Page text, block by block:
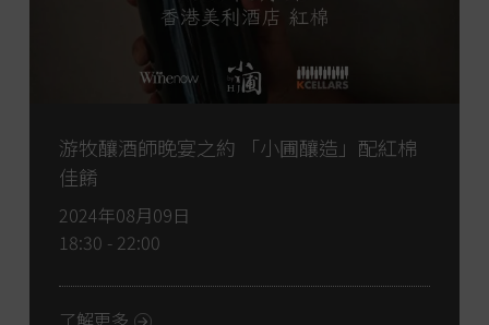
游牧釀酒師晚宴之約 「小圃釀造」配紅棉
佳餚
2024年08月09日
18:30 - 22:00